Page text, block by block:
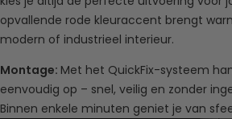
opvallende rode kleuraccent brengt
modern of industrieel interieur.
Montage: Met het QuickFix-systeem
eenvoudig op – snel, veilig en zonder
Binnen enkele minuten geniet je van